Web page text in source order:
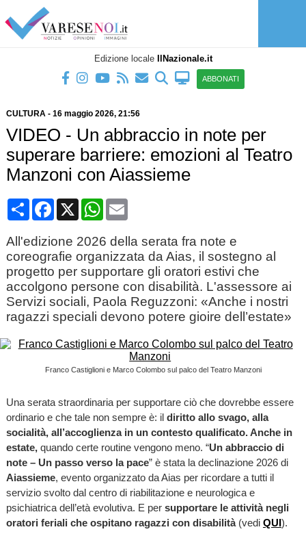
Edizione locale IlNazionale.it
ABBONATI
CULTURA- 16 maggio 2026, 21:56
VIDEO - Un abbraccio in note per
superare barriere: emozioni al Teatro
Manzoni con Aiassieme
CondividiFacebook
X WhatsApp
Email
All'edizione 2026 della serata fra note e
coreografie organizzata da Aias, il sostegno al
progetto per supportare gli oratori estivi che
accolgono persone con disabilità. L'assessore ai
Servizi sociali, Paola Reguzzoni: «Anche i nostri
ragazzi speciali devono potere gioire dell’estate»
Franco Castiglioni e Marco Colombo sul palco del Teatro Manzoni
Una serata straordinaria per supportare ciò che dovrebbe essere
ordinario e che tale non sempre è: il diritto allo svago, alla
socialità, all’accoglienza in un contesto qualificato. Anche in
estate, quando certe routine vengono meno. “Un abbraccio di
note – Un passo verso la pace” è stata la declinazione 2026 di
Aiassieme, evento organizzato da Aias per ricordare a tutti il
servizio svolto dal centro di riabilitazione e neurologica e
psichiatrica dell’età evolutiva. E per supportare le attività negli
oratori feriali che ospitano ragazzi con disabilità (vedi QUI).